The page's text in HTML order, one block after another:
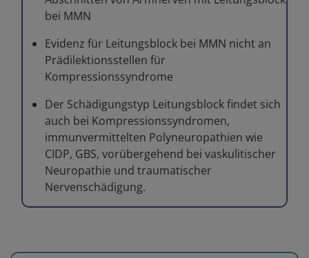
bei MMN
Evidenz für Leitungsblock bei MMN nicht an
Prädilektionsstellen für
Kompressionssyndrome
Der Schädigungstyp Leitungsblock findet sich
auch bei Kompressionssyndromen,
immunvermittelten Polyneuropathien wie
CIDP, GBS, vorübergehend bei vaskulitischer
Neuropathie und traumatischer
Nervenschädigung.